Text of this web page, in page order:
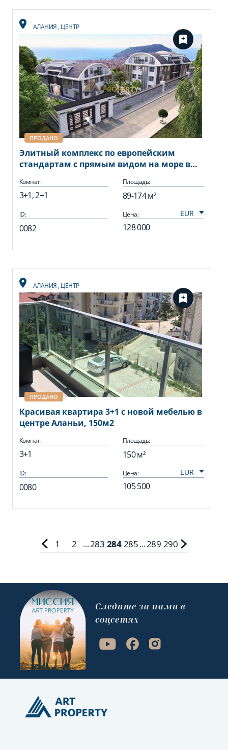
АЛАНИЯ, ЦЕНТР
ПРОДАНО
Элитный комплекс по европейским
стандартам с прямым видом на море в
Комнат:
3+1, 2+1
Площадь:
89-174 м²
ID:
0082
Цена:
128 000
АЛАНИЯ, ЦЕНТР
ПРОДАНО
Красивая квартира 3+1 с новой мебелью в
центре Аланьи, 150м2
Комнат:
3+1
Площадь:
150 м²
ID:
0080
Цена:
105 500
1 2 ...283 284 285...289 290
Cледите за нами в
соцсетях